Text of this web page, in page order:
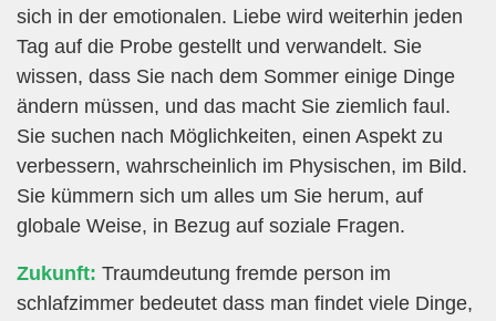
sich in der emotionalen. Liebe wird weiterhin jeden
Tag auf die Probe gestellt und verwandelt. Sie
wissen, dass Sie nach dem Sommer einige Dinge
ändern müssen, und das macht Sie ziemlich faul.
Sie suchen nach Möglichkeiten, einen Aspekt zu
verbessern, wahrscheinlich im Physischen, im Bild.
Sie kümmern sich um alles um Sie herum, auf
globale Weise, in Bezug auf soziale Fragen.
Zukunft: Traumdeutung fremde person im
schlafzimmer bedeutet dass man findet viele Dinge,